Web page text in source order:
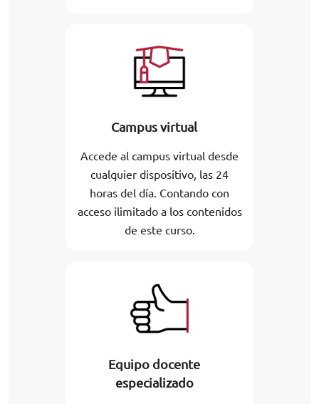
Campus virtual
Accede al campus virtual desde
cualquier dispositivo, las 24
horas del día. Contando con
acceso ilimitado a los contenidos
de este curso.
Equipo docente
especializado